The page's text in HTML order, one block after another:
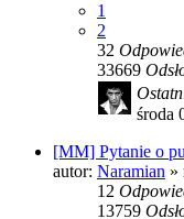
1
2
32
33669
środa
[MM] Pytanie o
autor: Naramian »
12
13759